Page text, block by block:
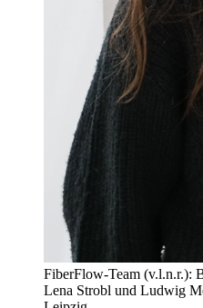
FiberFlow-Team (v.l.n.r.):
Lena Strobl und Ludwig